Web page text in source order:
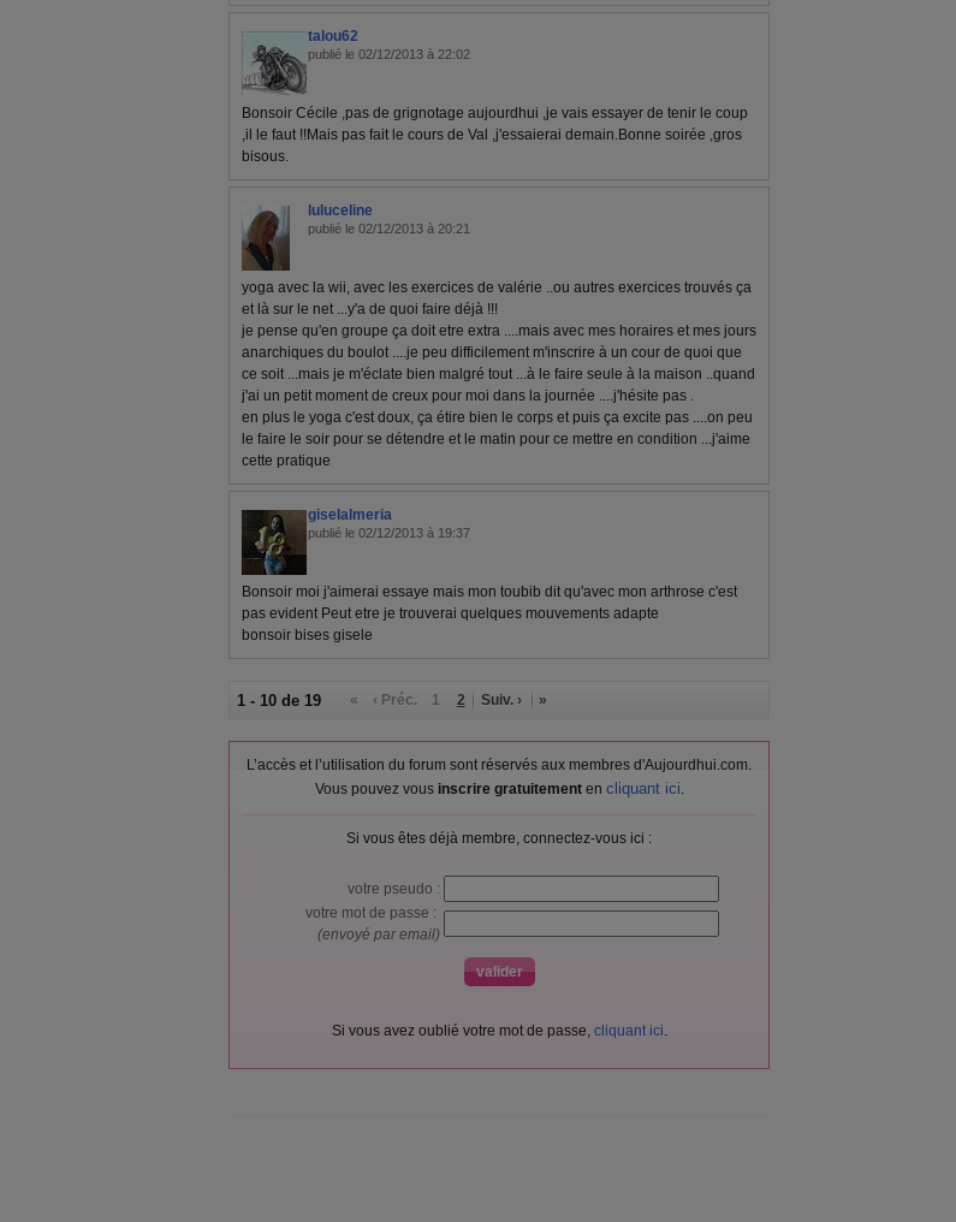
talou62
publié le 02/12/2013 à 22:02
Bonsoir Cécile ,pas de grignotage aujourdhui ,je vais essayer de tenir le coup
,il le faut !!Mais pas fait le cours de Val ,j'essaierai demain.Bonne soirée ,gros
bisous.
luluceline
publié le 02/12/2013 à 20:21
yoga avec la wii, avec les exercices de valérie ..ou autres exercices trouvés ça
et là sur le net ...y'a de quoi faire déjà !!!
je pense qu'en groupe ça doit etre extra ....mais avec mes horaires et mes jours
anarchiques du boulot ....je peu difficilement m'inscrire à un cour de quoi que
ce soit ...mais je m'éclate bien malgré tout ...à le faire seule à la maison ..quand
j'ai un petit moment de creux pour moi dans la journée ....j'hésite pas .
en plus le yoga c'est doux, ça étire bien le corps et puis ça excite pas ....on peu
le faire le soir pour se détendre et le matin pour ce mettre en condition ...j'aime
cette pratique
giselalmeria
publié le 02/12/2013 à 19:37
Bonsoir moi j'aimerai essaye mais mon toubib dit qu'avec mon arthrose c'est
pas evident Peut etre je trouverai quelques mouvements adapte
bonsoir bises gisele
1 - 10 de 19 « ‹ Préc. 1 2 Suiv. › »
L’accès et l’utilisation du forum sont réservés aux membres d'Aujourdhui.com.
Vous pouvez vous inscrire gratuitementen cliquant ici.
Si vous êtes déjà membre, connectez-vous ici :
votre pseudo :
votre mot de passe :
(envoyé par email)
Si vous avez oublié votre mot de passe, cliquant ici.